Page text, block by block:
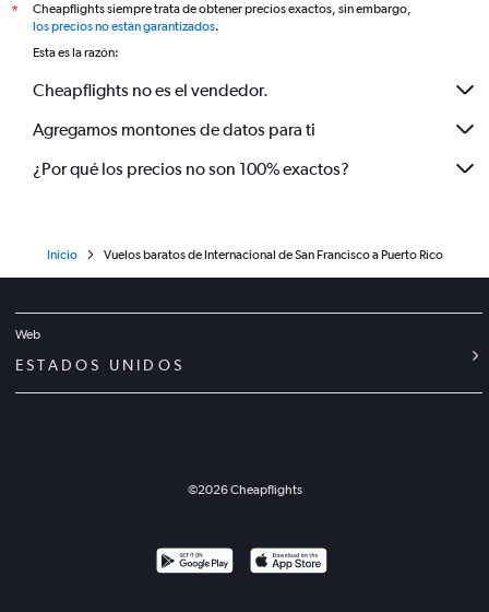
*
Cheapflights siempre trata de obtener precios exactos, sin embargo,
los precios no están garantizados.
Esta es la razón:
Cheapflights no es el vendedor.
Agregamos montones de datos para ti
¿Por qué los precios no son 100% exactos?
Inicio Vuelos baratos de Internacional de San Francisco a Puerto Rico
Web
ESTADOS UNIDOS
©2026Cheapflights